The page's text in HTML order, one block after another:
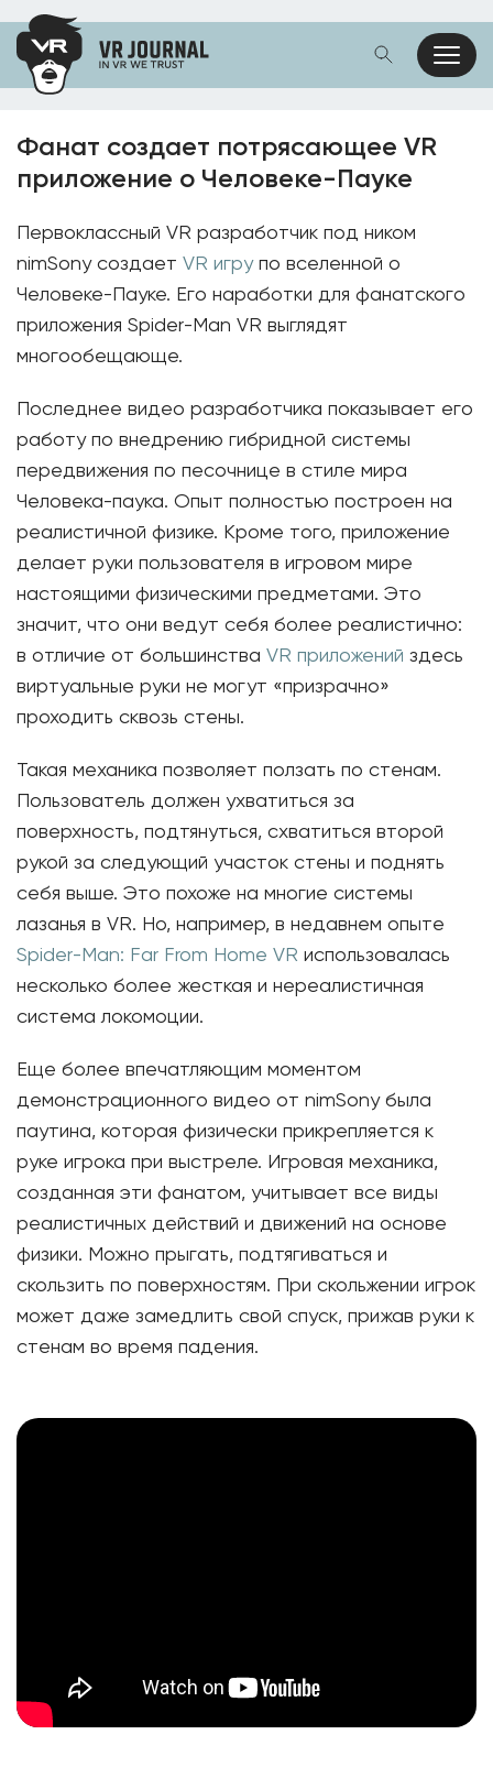
Фанат создает потрясающее VR
приложение о Человеке-Пауке
Первоклассный VR разработчик под ником
nimSony создает VR игрупо вселенной о
Человеке-Пауке. Его наработки для фанатского
приложения Spider-Man VR выглядят
многообещающе.
Последнее видео разработчика показывает его
работу по внедрению гибридной системы
передвижения по песочнице в стиле мира
Человека-паука. Опыт полностью построен на
реалистичной физике. Кроме того, приложение
делает руки пользователя в игровом мире
настоящими физическими предметами. Это
значит, что они ведут себя более реалистично:
в отличие от большинства VR приложений здесь
виртуальные руки не могут «призрачно»
проходить сквозь стены.
Такая механика позволяет ползать по стенам.
Пользователь должен ухватиться за
поверхность, подтянуться, схватиться второй
рукой за следующий участок стены и поднять
себя выше. Это похоже на многие системы
лазанья в VR. Но, например, в недавнем опыте
Spider-Man: Far From Home VR использовалась
несколько более жесткая и нереалистичная
система локомоции.
Еще более впечатляющим моментом
демонстрационного видео от nimSony была
паутина, которая физически прикрепляется к
руке игрока при выстреле. Игровая механика,
созданная эти фанатом, учитывает все виды
реалистичных действий и движений на основе
физики. Можно прыгать, подтягиваться и
скользить по поверхностям. При скольжении игрок
может даже замедлить свой спуск, прижав руки к
стенам во время падения.